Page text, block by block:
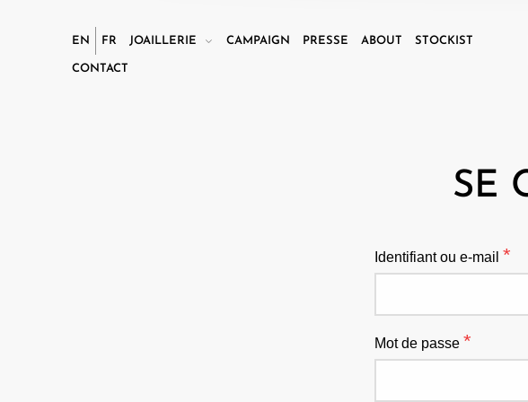
EN FR JOAILLERIE CAMPAIGN PRESSE ABOUT STOCKIST
CONTACT
SE
Identifiant ou e-mail *
Mot de passe *
*
A password will be